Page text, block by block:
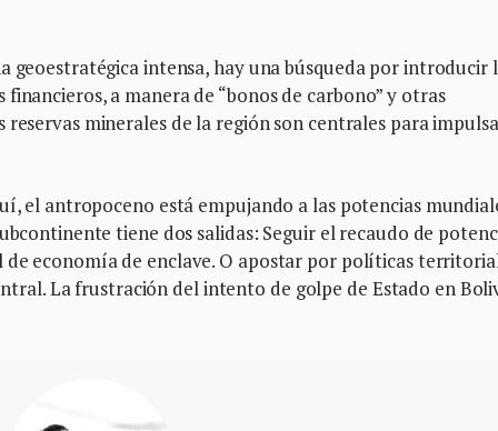
geoestratégica intensa, hay una búsqueda por introducir
a manera de “bonos de carbono” y otras
minerales de la región son centrales para
el antropoceno está empujando a las potencias
tiene dos salidas: Seguir el recaudo de
economía de enclave. O apostar por políticas
La frustración del intento de golpe de Estado en